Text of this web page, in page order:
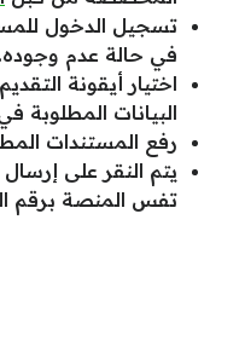
تسجيل الدخول
في حالة عدم وجوده.
اختيار أيقونة
البيانات المطلوبة
رفع المستندات
يتم النقر على
تفس المنصة برقم